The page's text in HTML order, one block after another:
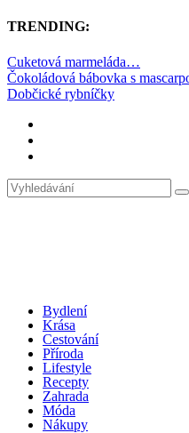
TRENDING:
Cuketová marmeláda…
Čokoládová bábovka s
Dobčické rybníčky
Bydlení
Krása
Cestování
Příroda
Lifestyle
Recepty
Zahrada
Móda
Nákupy